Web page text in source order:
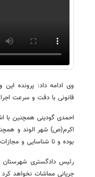
وی ادامه داد: پرونده
قانونی با دقت و سرعت
احمدی گودینی همچنین با
اکرم(ص) شهر الوند و
بوده و تا شناسایی و
رئیس دادگستری شهرستان
جریانی مماشات نخواهد